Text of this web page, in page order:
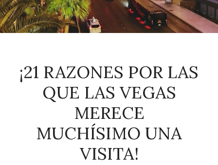
¡21 RAZONES POR LAS
QUE LAS VEGAS
MERECE
MUCHÍSIMO UNA
VISITA!